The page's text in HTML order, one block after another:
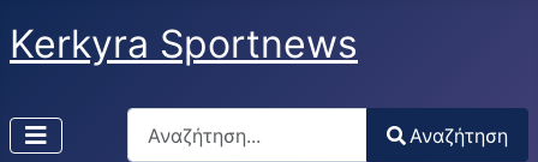
Kerkyra Sportnews
Αναζήτηση
Αναζήτηση